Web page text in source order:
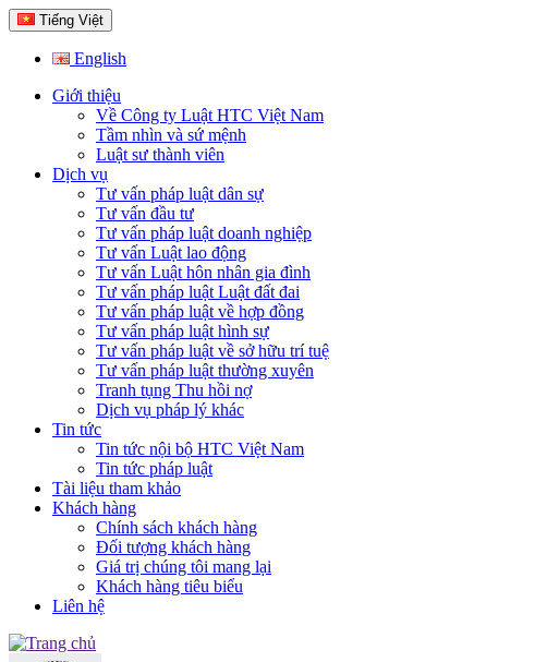
Tiếng Việt
English
Giới thiệu
Về Công ty Luật HTC Việt Nam
Tầm nhìn và sứ mệnh
Luật sư thành viên
Dịch vụ
Tư vấn pháp luật dân sự
Tư vấn đầu tư
Tư vấn pháp luật doanh nghiệp
Tư vấn Luật lao động
Tư vấn Luật hôn nhân gia đình
Tư vấn pháp luật Luật đất đai
Tư vấn pháp luật về hợp đồng
Tư vấn pháp luật hình sự
Tư vấn pháp luật về sở hữu trí tuệ
Tư vấn pháp luật thường xuyên
Tranh tụng Thu hồi nợ
Dịch vụ pháp lý khác
Tin tức
Tin tức nội bộ HTC Việt Nam
Tin tức pháp luật
Tài liệu tham khảo
Khách hàng
Chính sách khách hàng
Đối tượng khách hàng
Giá trị chúng tôi mang lại
Khách hàng tiêu biểu
Liên hệ